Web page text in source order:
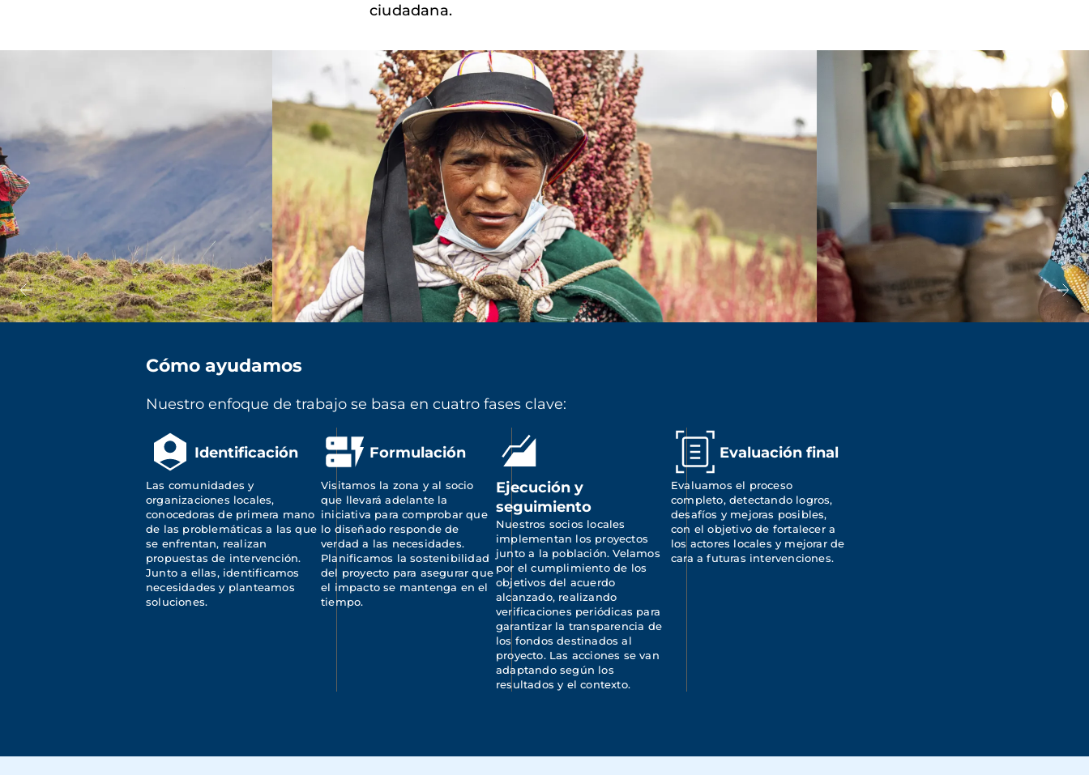
ciudadana.
Cómo ayudamos
Nuestro enfoque de trabajo se basa en cuatro fases clave:
Identificación
Las comunidades y
organizaciones locales,
conocedoras de primera mano
de las problemáticas a las que
se enfrentan, realizan
propuestas de intervención.
Junto a ellas, identificamos
necesidades y planteamos
soluciones.
Formulación
Visitamos la zona y al socio
que llevará adelante la
iniciativa para comprobar que
lo diseñado responde de
verdad a las necesidades.
Planificamos la sostenibilidad
del proyecto para asegurar que
el impacto se mantenga en el
tiempo.
Ejecución y
seguimiento
Nuestros socios locales
implementan los proyectos
junto a la población. Velamos
por el cumplimiento de los
objetivos del acuerdo
alcanzado, realizando
verificaciones periódicas para
garantizar la transparencia de
los fondos destinados al
proyecto. Las acciones se van
adaptando según los
resultados y el contexto.
Evaluación final
Evaluamos el proceso
completo, detectando logros,
desafíos y mejoras posibles,
con el objetivo de fortalecer a
los actores locales y mejorar de
cara a futuras intervenciones.